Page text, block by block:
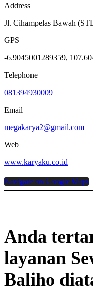
Address
Jl. Cihampelas Bawah
GPS
-6.9045001289359,
Telephone
081394930009
Email
megakarya2@gmail.com
Web
www.karyaku.co.id
Navigate on Google Maps
Anda
layanan
Baliho